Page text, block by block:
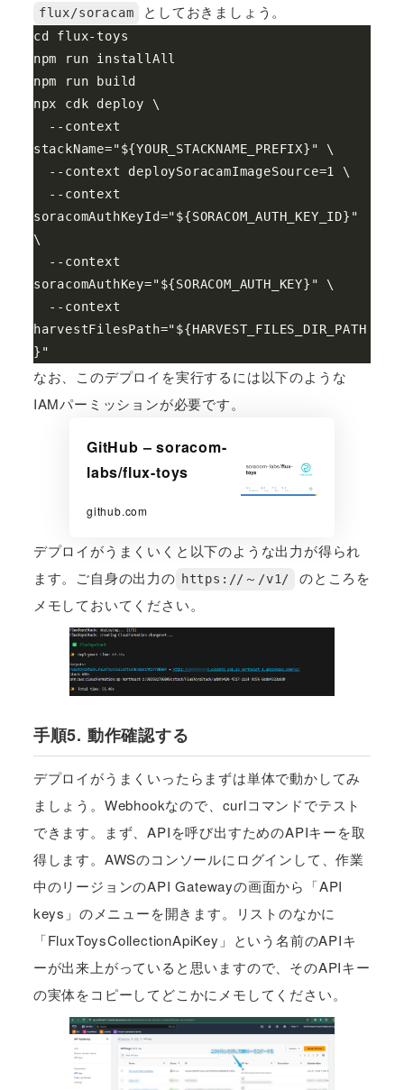
flux/soracam としておきましょう。
cd flux-toys
npm run installAll
npm run build
npx cdk deploy \
stackName="${YOUR_STACKNAME_PREFIX}" \
soracomAuthKeyId="${SORACOM_AUTH_KEY_ID}"
\
soracomAuthKey="${SORACOM_AUTH_KEY}" \
harvestFilesPath="${HARVEST_FILES_DIR_PATH
}"
なお、このデプロイを実行するには以下のような
IAMパーミッションが必要です。
GitHub – soracom-
labs/flux-toys
github.com
デプロイがうまくいくと以下のような出力が得られ
ます。ご自身の出力の https://～/v1/
のところを
メモしておいてください。
手順5. 動作確認する
デプロイがうまくいったらまずは単体で動かしてみ
ましょう。Webhookなので、curlコマンドでテスト
できます。まず、APIを呼び出すためのAPIキーを取
得します。AWSのコンソールにログインして、作業
中のリージョンのAPI Gatewayの画面から「API
keys」のメニューを開きます。リストのなかに
「FluxToysCollectionApiKey」という名前のAPIキ
ーが出来上がっていると思いますので、そのAPIキー
の実体をコピーしてどこかにメモしてください。